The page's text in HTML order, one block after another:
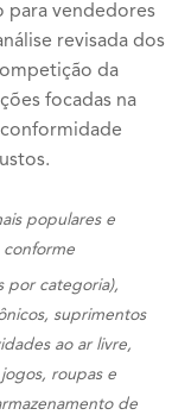
para vendedores
revisada dos
da
focadas na
populares e
conforme
por categoria),
suprimentos
ao ar livre,
roupas e
de